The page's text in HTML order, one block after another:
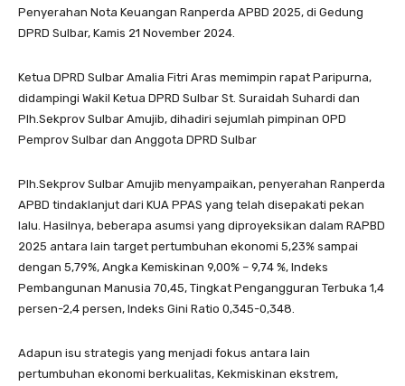
Penyerahan Nota Keuangan Ranperda APBD 2025, di Gedung
DPRD Sulbar, Kamis 21 November 2024.
Ketua DPRD Sulbar Amalia Fitri Aras memimpin rapat Paripurna,
didampingi Wakil Ketua DPRD Sulbar St. Suraidah Suhardi dan
Plh.Sekprov Sulbar Amujib, dihadiri sejumlah pimpinan OPD
Pemprov Sulbar dan Anggota DPRD Sulbar
Plh.Sekprov Sulbar Amujib menyampaikan, penyerahan Ranperda
APBD tindaklanjut dari KUA PPAS yang telah disepakati pekan
lalu. Hasilnya, beberapa asumsi yang diproyeksikan dalam RAPBD
2025 antara lain target pertumbuhan ekonomi 5,23% sampai
dengan 5,79%, Angka Kemiskinan 9,00% – 9,74 %, Indeks
Pembangunan Manusia 70,45, Tingkat Pengangguran Terbuka 1,4
persen-2,4 persen, Indeks Gini Ratio 0,345-0,348.
Adapun isu strategis yang menjadi fokus antara lain
pertumbuhan ekonomi berkualitas, Kekmiskinan ekstrem,